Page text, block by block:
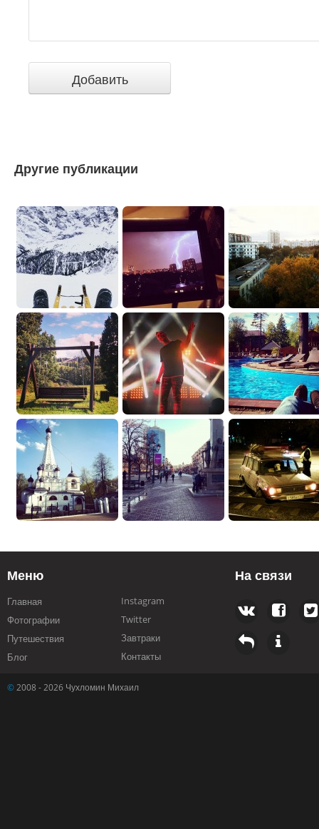
Другие публикации
Меню
Главная
Фотографии
Путешествия
Блог
Instagram
Twitter
Завтраки
Контакты
На связи
© 2008 - 2026 Чухломин Михаил